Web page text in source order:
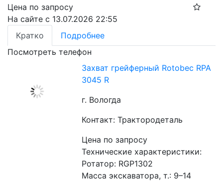
Цена по запросу
На сайте с 13.07.2026 22:55
Кратко
Подробнее
Посмотреть телефон
Захват грейферный Rotobec RPA
3045 R
г. Вологда
Контакт: Трактородеталь
Цена по запросу
Технические характеристики:
Ротатор: RGP1302
Масса экскаватора, т.: 9–14